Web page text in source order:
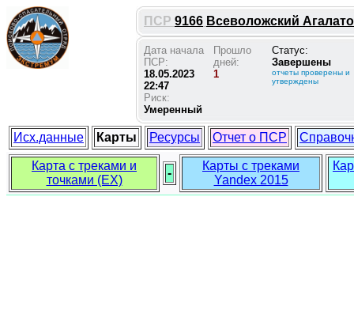
ПСР 9166 Всеволожский
Дата начала
ПСР:
18.05.2023
22:47
Риск:
Умеренный
Прошло
дней:
1
Статус:
Завершены
отчеты проверены и
утверждены
Исх.данные Карты Ресурсы Отчет о ПСР
Карта с треками и
точками (EX)
-
Карты с треками
Yandex 2015